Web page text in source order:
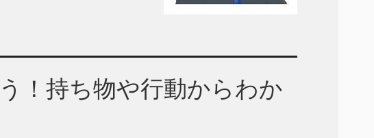
！持ち物や行動からわか